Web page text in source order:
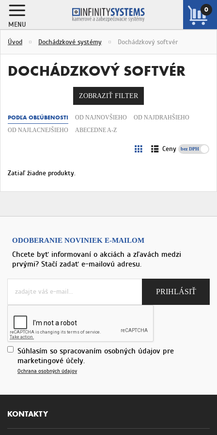
MENU
0
Úvod Dochádzkové systémy Dochádzkový softvér
DOCHÁDZKOVÝ SOFTVÉR
ZOBRAZIŤ FILTER
PODĽA OBĽÚBENOSTI OD NAJNOVŠIEHO
OD NAJDRAHŠIEHO
OD NAJLACNEJŠIEHO
ABECEDNE A-Z
Ceny s DPH
Zatiaľ žiadne produkty.
ODOBERANIE NOVINIEK E-MAILOM
Chcete byť informovaní o akciách a zľavách medzi
prvými? Stačí zadať e-mailovú adresu.
Súhlasím so spracovaním osobných údajov pre
marketingové účely.
Ochrana osobných údajov
KONTAKTY